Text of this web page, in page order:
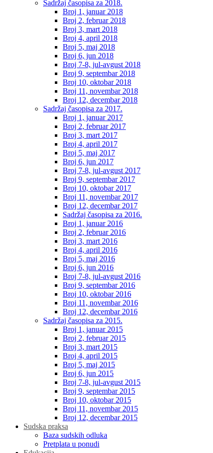
Sadržaj časopisa za 2018.
Broj 1, januar 2018
Broj 2, februar 2018
Broj 3, mart 2018
Broj 4, april 2018
Broj 5, maj 2018
Broj 6, jun 2018
Broj 7-8, jul-avgust 2018
Broj 9, septembar 2018
Broj 10, oktobar 2018
Broj 11, novembar 2018
Broj 12, decembar 2018
Sadržaj časopisa za 2017.
Broj 1, januar 2017
Broj 2, februar 2017
Broj 3, mart 2017
Broj 4, april 2017
Broj 5, maj 2017
Broj 6, jun 2017
Broj 7-8, jul-avgust 2017
Broj 9, septembar 2017
Broj 10, oktobar 2017
Broj 11, novembar 2017
Broj 12, decembar 2017
Sadržaj časopisa za 2016.
Broj 1, januar 2016
Broj 2, februar 2016
Broj 3, mart 2016
Broj 4, april 2016
Broj 5, maj 2016
Broj 6, jun 2016
Broj 7-8, jul-avgust 2016
Broj 9, septembar 2016
Broj 10, oktobar 2016
Broj 11, novembar 2016
Broj 12, decembar 2016
Sadržaj časopisa za 2015.
Broj 1, januar 2015
Broj 2, februar 2015
Broj 3, mart 2015
Broj 4, april 2015
Broj 5, maj 2015
Broj 6, jun 2015
Broj 7-8, jul-avgust 2015
Broj 9, septembar 2015
Broj 10, oktobar 2015
Broj 11, novembar 2015
Broj 12, decembar 2015
Sudska praksa
Baza sudskih odluka
Pretplata u ponudi